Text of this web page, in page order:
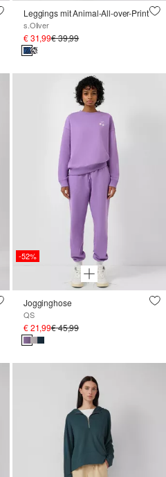
Leggings mit Animal-All-over-Print
s.Oliver
€ 31,99€ 39,99
-52%
Jogginghose
QS
€ 21,99€ 45,99